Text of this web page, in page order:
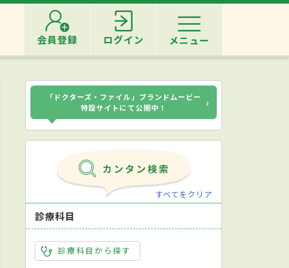
会員登録 ログイン メニュー
「ドクターズ・ファイル」ブランドムービー
特設サイトにて公開中！
›
すべてをクリア
診療科目
診療科目から探す